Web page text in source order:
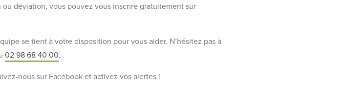
déviation, vous pouvez vous inscrire gratuitement sur
se tient à votre disposition pour vous aider. N’hésitez pas à
02 98 68 40 00.
nous sur Facebook et activez vos alertes !